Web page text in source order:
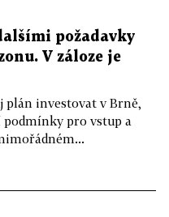
požadavky
V záloze je
plán investovat v Brně,
pro vstup a